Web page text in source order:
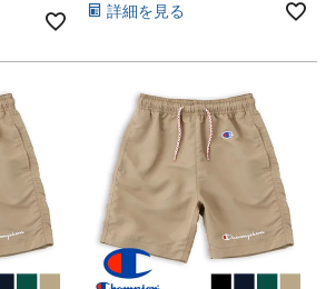
詳細を見る